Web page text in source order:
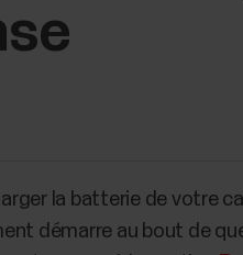
la batterie de votre
démarre au bout de